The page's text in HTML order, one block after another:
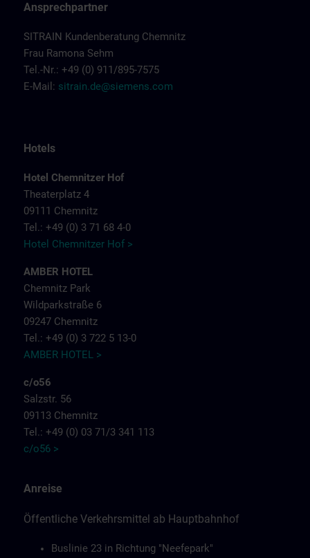
Ansprechpartner
SITRAIN Kundenberatung Chemnitz
Frau Ramona Sehm
Tel.-Nr.: +49 (0) 911/895-7575
E-Mail: sitrain.de@siemens.com
Hotels
Hotel Chemnitzer Hof
Theaterplatz 4
09111 Chemnitz
Tel.: +49 (0) 3 71 68 4-0
Hotel Chemnitzer Hof >
AMBER HOTEL
Chemnitz Park
Wildparkstraße 6
09247 Chemnitz
Tel.: +49 (0) 3 722 5 13-0
AMBER HOTEL >
c/o56
Salzstr. 56
09113 Chemnitz
Tel.: +49 (0) 03 71/3 341 113
c/o56 >
Anreise
Öffentliche Verkehrsmittel ab Hauptbahnhof
Buslinie 23 in Richtung "Neefepark"